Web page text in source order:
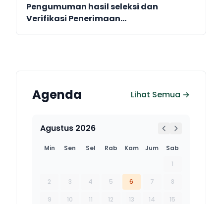
Pengumuman hasil seleksi dan
Verifikasi Penerimaan...
Agenda Lihat Semua →
Agustus 2026
Min Sen Sel Rab Kam Jum
Sab
1
2 3 4 5 6 7 8
9 10 11 12 13 14 15